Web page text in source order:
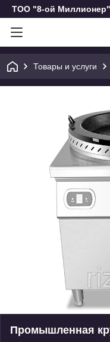
ТОО "8-ой Миллионер"
Товары и услуги
Промышленная